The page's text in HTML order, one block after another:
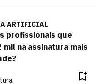
ARTIFICIAL
profissionais que
mil na assinatura mais